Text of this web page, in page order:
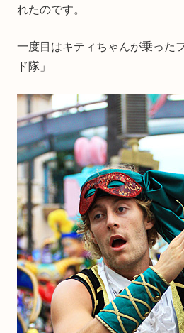
れたのです。
一度目はキティちゃんが乗った
ド隊」